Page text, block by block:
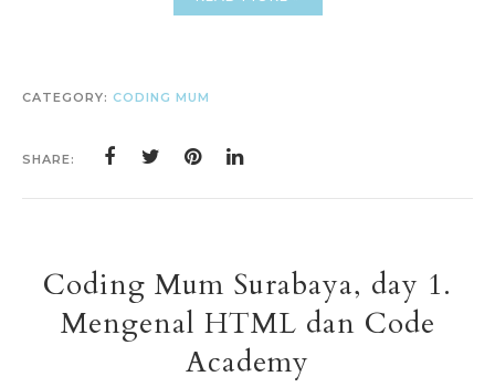
CATEGORY: CODING MUM
SHARE:
Coding Mum Surabaya, day 1.
Mengenal HTML dan Code
Academy